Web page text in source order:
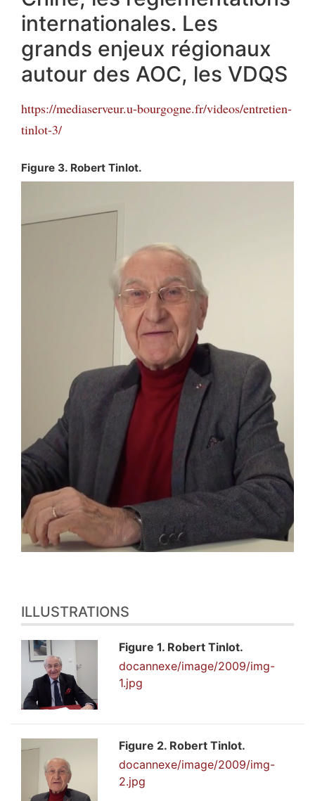
internationales. Les
grands enjeux régionaux
autour des AOC, les VDQS
https://mediaserveur.u-bourgogne.fr/videos/entretien-
tinlot-3/
Figure 3. Robert Tinlot.
ILLUSTRATIONS
Figure 1. Robert Tinlot.
docannexe/image/2009/img-
1.jpg
Figure 2. Robert Tinlot.
docannexe/image/2009/img-
2.jpg